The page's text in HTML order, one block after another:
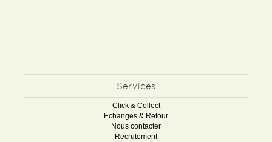
Services
Click & Collect
Echanges & Retour
Nous contacter
Recrutement